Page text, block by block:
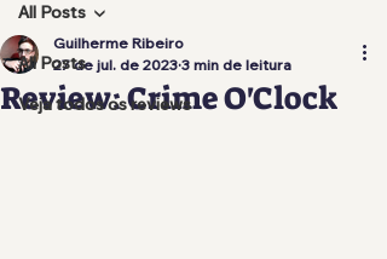
All Posts
Veja todos os reviews
All Posts
Review: Crime O'Clock
Guilherme Ribeiro
27 de jul. de 2023 3 min de leitura